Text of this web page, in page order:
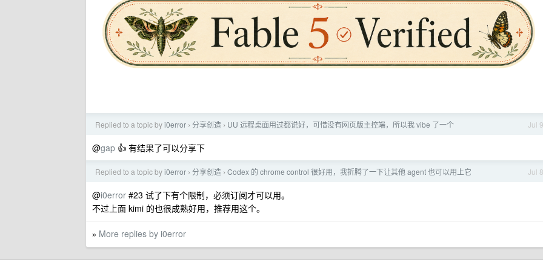
Jul 9
Replied to a topic byi0error › 分享创造 › UU 远程桌面用过都说好，可惜没有网页版主控端，所以我 vibe 了一个
@gap 👍 有结果了可以分享下
Jul 8
Replied to a topic byi0error › 分享创造 › Codex 的 chrome control 很好用，我折腾了一下让其他 agent 也可以用上它
@i0error #23 试了下有个限制，必须订阅才可以用。
不过上面 kimi 的也很成熟好用，推荐用这个。
» More replies by i0error